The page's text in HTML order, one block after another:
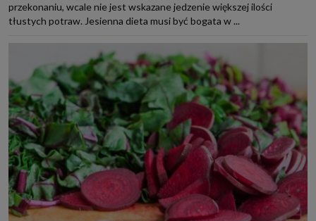
przekonaniu, wcale nie jest wskazane jedzenie większej ilości
tłustych potraw. Jesienna dieta musi być bogata w ...